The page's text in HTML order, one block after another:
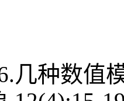
几种数值